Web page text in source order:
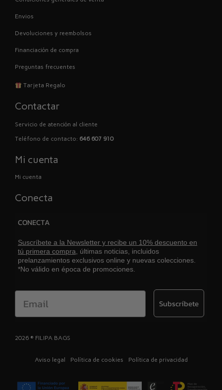
Envios
Devoluciones y reembolsos
Financiación de compra
Preguntas frecuentes
Tarjeta Regalo
Contactar
Servicio de atención al cliente
Teléfono de contacto: 646 607 910
Mi cuenta
Mi cuenta
Conecta
CONECTA
Suscríbete a la Newsletter y recibe un 10% descuento en
tú primera compra, últimas noticias, incluidos
prelanzamientos exclusivos online y nuevas colecciones.
*No válido en época de promociones.
Email Subscríbete
2026 ® FILIPA BAGS
Aviso legal Política de cookies Política de privacidad